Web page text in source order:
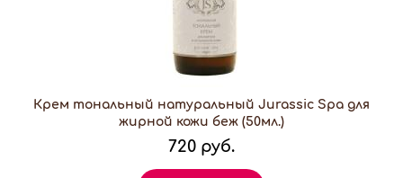
Крем тональный натуральный Jurassic Spa для
жирной кожи беж (50мл.)
720 руб.